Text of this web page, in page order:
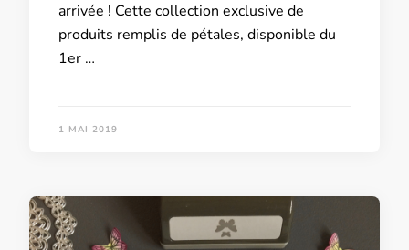
arrivée ! Cette collection exclusive de
produits remplis de pétales, disponible du
1er …
1 MAI 2019